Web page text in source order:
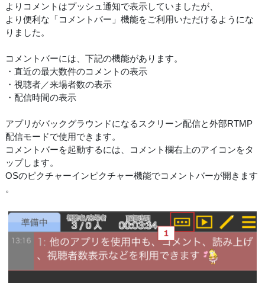
よりコメントはプッシュ通知で表示していましたが、
より便利な「コメントバー」機能をご利用いただけるようにな
りました。
コメントバーには、下記の機能があります。
・直近の最大数件のコメントの表示
・視聴者／来場者数の表示
・配信時間の表示
アプリがバックグラウンドになるスクリーン配信と外部RTMP
配信モードで使用できます。
コメントバーを起動するには、コメント欄右上のアイコンをタ
ップします。
OSのピクチャーインピクチャー機能でコメントバーが開きます
。